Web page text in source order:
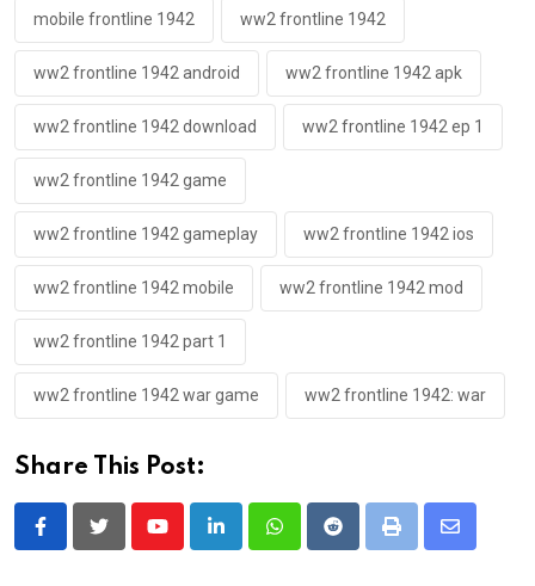
mobile frontline 1942 ww2 frontline 1942
ww2 frontline 1942 android ww2 frontline 1942 apk
ww2 frontline 1942 download ww2 frontline 1942 ep 1
ww2 frontline 1942 game
ww2 frontline 1942 gameplay ww2 frontline 1942 ios
ww2 frontline 1942 mobile ww2 frontline 1942 mod
ww2 frontline 1942 part 1
ww2 frontline 1942 war game ww2 frontline 1942: war
Share This Post:
YoutubeLinkedInWhatsappRedditPrint
Share